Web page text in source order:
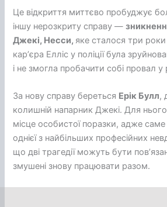
Це відкриття миттєво пробуджує
іншу нерозкриту справу —
Джекі, Несси, яке сталося три
карʼєра Елліс у поліції була
і не змогла пробачити собі провал у
За нову справу береться Ерік Булл,
колишній напарник Джекі. Для
місце особистої поразки, адже саме
однієї з найбільших професійних
що дві трагедії можуть бути
змушені знову працювати разом.